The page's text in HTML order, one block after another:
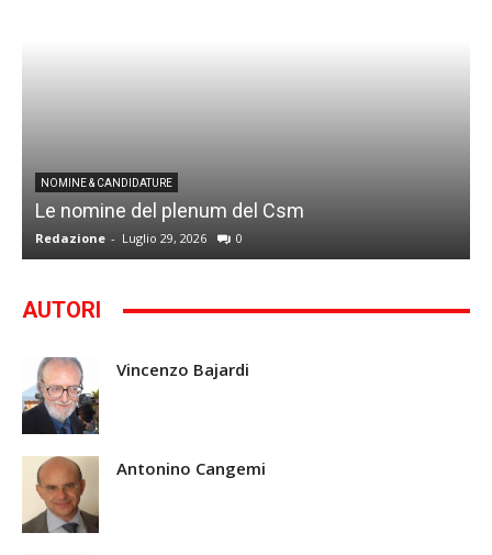
NOMINE & CANDIDATURE
Le nomine del plenum del Csm
Redazione - Luglio 29, 2026 0
AUTORI
Vincenzo Bajardi
Antonino Cangemi